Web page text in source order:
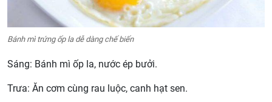
Bánh mì trứng ốp la dễ dàng chế biến
Sáng: Bánh mì ốp la, nước ép bưởi.
Trưa: Ăn cơm cùng rau luộc, canh hạt sen.